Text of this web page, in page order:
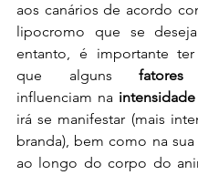
aos canários de acordo
lipocromo que se
entanto, é importante
que alguns
influenciam na intensidade
irá se manifestar (mais
branda), bem como na sua
ao longo do corpo do